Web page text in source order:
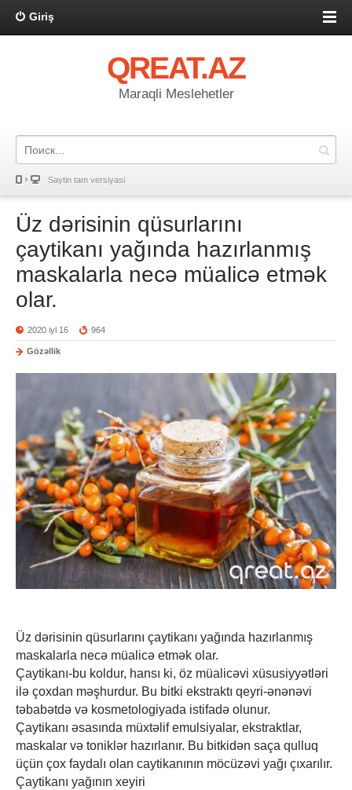
Giriş
QREAT.AZ
Maraqli Meslehetler
Saytin tam versiyasi
Üz dərisinin qüsurlarını
çaytikanı yağında hazırlanmış
maskalarla necə müalicə etmək
olar.
2020 iyl 16 964
Gözəllik
Üz dərisinin qüsurlarını çaytikanı yağında hazırlanmış
maskalarla necə müalicə etmək olar.
Çaytikanı-bu koldur, hansı ki, öz müalicəvi xüsusiyyətləri
ilə çoxdan məşhurdur. Bu bitki ekstraktı qeyri-ənənəvi
təbabətdə və kosmetologiyada istifadə olunur.
Çaytikanı əsasında müxtəlif emulsiyalar, ekstraktlar,
maskalar və toniklər hazırlanır. Bu bitkidən saça qulluq
üçün çox faydalı olan caytikanının möcüzəvi yağı çıxarılır.
Çaytikanı yağının xeyiri